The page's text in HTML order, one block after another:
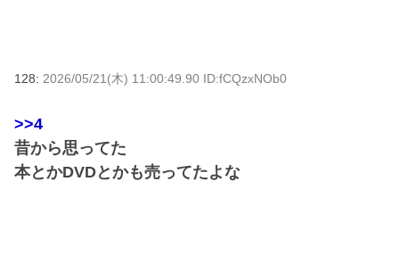
128: 2026/05/21(木) 11:00:49.90 ID:fCQzxNOb0
>>4
昔から思ってた
本とかDVDとかも売ってたよな